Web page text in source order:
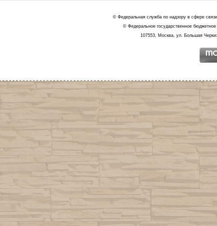
© Федеральная служба по надзору в сфере
© Федеральное государственное
107553, Москва, ул. Большая